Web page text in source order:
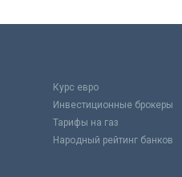
Курс евро
Инвестиционные брокеры
Тарифы на газ
Народный рейтинг банков